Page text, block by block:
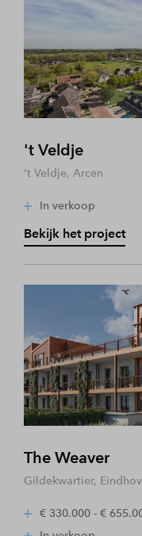
't Veldje
't Veldje, Arcen
In verkoop
Bekijk het project
The Weaver
Gildekwartier,
€ 330.000 - €